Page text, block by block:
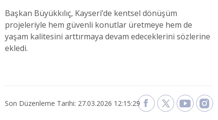
Başkan Büyükkılıç, Kayseri’de kentsel dönüşüm
projeleriyle hem güvenli konutlar üretmeye hem de
yaşam kalitesini arttırmaya devam edeceklerini sözlerine
ekledi.
Son Düzenleme Tarihi: 27.03.2026 12:15:29